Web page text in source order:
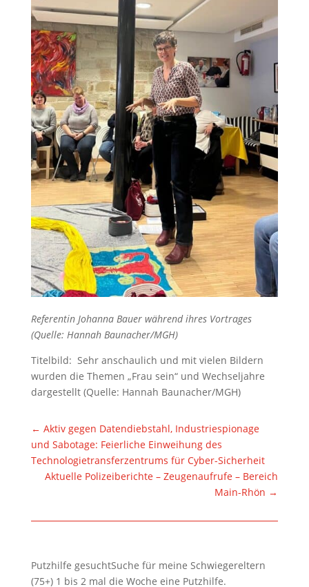
Referentin Johanna Bauer während ihres Vortrages
(Quelle: Hannah Baunacher/MGH)
Titelbild: Sehr anschaulich und mit vielen Bildern
wurden die Themen „Frau sein“ und Wechseljahre
dargestellt (Quelle: Hannah Baunacher/MGH)
← Aktiv gegen Datendiebstahl, Industriespionage
und Sabotage: Feierliche Einweihung des
Technologietransferzentrums für Cyber-Sicherheit
Aktuelle Polizeiberichte – Zeugenaufrufe – Bereich
Main-Rhön →
Putzhilfe gesuchtSuche für meine Schwiegereltern
(75+) 1 bis 2 mal die Woche eine Putzhilfe.